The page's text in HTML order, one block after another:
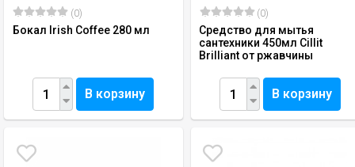
(0)
Бокал Irish Coffee 280 мл
В корзину
(0)
Средство для мытья
сантехники 450мл Cillit
Brilliant от ржавчины
В корзину